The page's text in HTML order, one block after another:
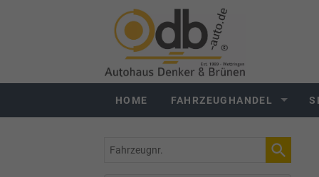
HOME FAHRZEUGHANDEL
Fahrzeugnr.